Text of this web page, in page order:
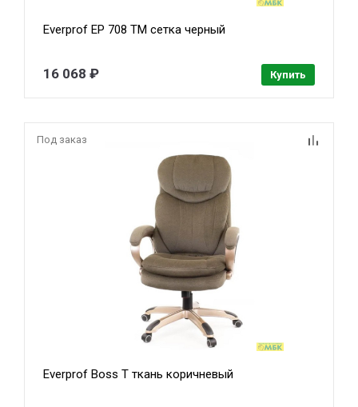
Everprof EP 708 TM сетка черный
16 068 ₽ Купить
Под заказ
Everprof Boss Т ткань коричневый